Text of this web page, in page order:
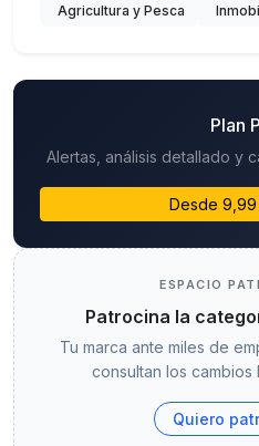
Agricultura y Pesca
Plan
Alertas, análisis detallado y
Desde 9,99
ESPACIO
Patrocina la
Tu marca ante miles de
consultan los
Quiero